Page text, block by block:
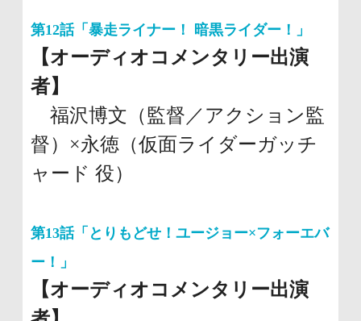
第12話「暴走ライナー！ 暗黒ライダー！」
【オーディオコメンタリー出演
者】
福沢博文（監督／アクション監
督）×永徳（仮面ライダーガッチ
ャード 役）
第13話「とりもどせ！ユージョー×フォーエバ
ー！」
【オーディオコメンタリー出演